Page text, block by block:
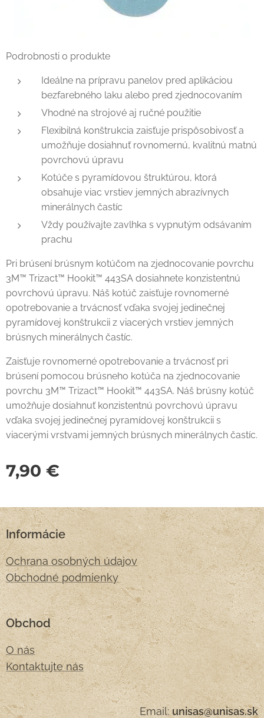
Podrobnosti o produkte
Ideálne na prípravu panelov pred aplikáciou
bezfarebného laku alebo pred zjednocovaním
Vhodné na strojové aj ručné použitie
Flexibilná konštrukcia zaisťuje prispôsobivosť a
umožňuje dosiahnuť rovnomernú, kvalitnú matnú
povrchovú úpravu
Kotúče s pyramídovou štruktúrou, ktorá
obsahuje viac vrstiev jemných abrazívnych
minerálnych častíc
Vždy používajte zavlhka s vypnutým odsávaním
prachu
Pri brúsení brúsnym kotúčom na zjednocovanie povrchu
3M™ Trizact™ Hookit™ 443SA dosiahnete konzistentnú
povrchovú úpravu. Náš kotúč zaisťuje rovnomerné
opotrebovanie a trvácnosť vďaka svojej jedinečnej
pyramídovej konštrukcii z viacerých vrstiev jemných
brúsnych minerálnych častíc.
Zaisťuje rovnomerné opotrebovanie a trvácnosť pri
brúsení pomocou brúsneho kotúča na zjednocovanie
povrchu 3M™ Trizact™ Hookit™ 443SA. Náš brúsny kotúč
umožňuje dosiahnuť konzistentnú povrchovú úpravu
vďaka svojej jedinečnej pyramídovej konštrukcii s
viacerými vrstvami jemných brúsnych minerálnych častíc.
7,90 €
Informácie
Ochrana osobných údajov
Obchodné podmienky
Obchod
O nás
Kontaktujte nás
Email:unisas@unisas.sk